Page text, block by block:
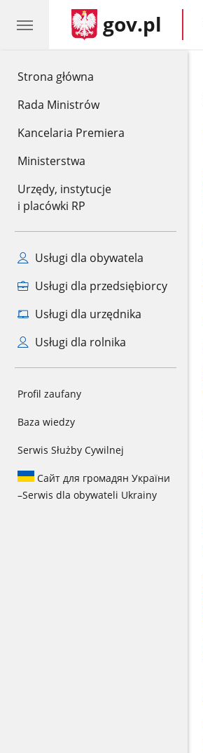
Strona główna
Rada Ministrów
Kancelaria Premiera
Ministerstwa
Urzędy, instytucje
i placówki RP
Usługi dla obywatela
Usługi dla przedsiębiorcy
Usługi dla urzędnika
Usługi dla rolnika
Profil zaufany
Baza wiedzy
Serwis Służby Cywilnej
Сайт для громадян України
–Serwis dla obywateli Ukrainy
gov.pl